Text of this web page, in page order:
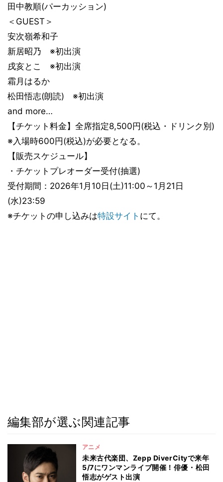
田中教順(パーカッション)
＜GUEST＞
安次嶺希和子
新居昭乃 ※初出演
戌亥とこ ※初出演
霜月はるか
松田悟志(朗読) ※初出演
and more…
【チケット料金】全席指定8,500円(税込・ドリンク別)
※入場時600円(税込)が必要となる。
【販売スケジュール】
・チケットプレオーダー受付(抽選)
受付期間：2026年1月10日(土)11:00～1月21日
(水)23:59
※チケットの申し込みは特設サイト にて。
編集部が選ぶ関連記事
アニメ
未来古代楽団、Zepp DiverCityで来年
5/7にワンマンライブ開催！俳優・松田
悟志がゲスト出演